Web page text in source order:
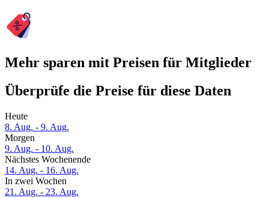
Mehr sparen mit Preisen für Mitglieder
Überprüfe die Preise für diese Daten
Heute
8. Aug. - 9. Aug.
Morgen
9. Aug. - 10. Aug.
Nächstes Wochenende
14. Aug. - 16. Aug.
In zwei Wochen
21. Aug. - 23. Aug.